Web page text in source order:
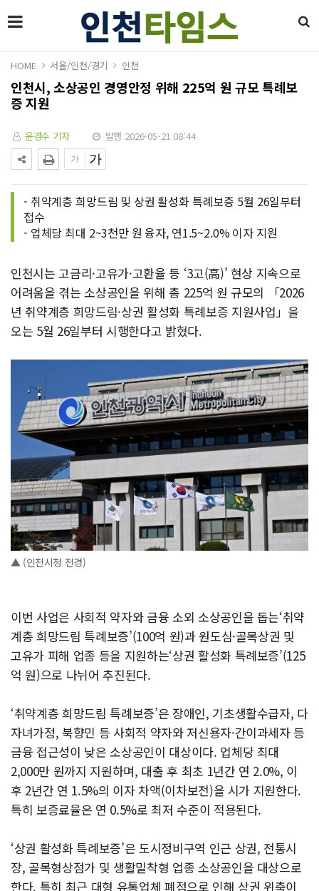
HOME 서울/인천/경기 인천
인천시, 소상공인 경영안정 위해 225억 원 규모 특례보
증 지원
윤경수 기자 발행 2026-05-21 08:44
- 취약계층 희망드림 및 상권 활성화 특례보증 5월 26일부터
접수
- 업체당 최대 2~3천만 원 융자, 연1.5~2.0% 이자 지원
인천시는 고금리·고유가·고환율 등 ‘3고(高)’ 현상 지속으로
어려움을 겪는 소상공인을 위해 총 225억 원 규모의 「2026
년 취약계층 희망드림·상권 활성화 특례보증 지원사업」을
오는 5월 26일부터 시행한다고 밝혔다.
▲ (인천시청 전경)
이번 사업은 사회적 약자와 금융 소외 소상공인을 돕는‘취약
계층 희망드림 특례보증’(100억 원)과 원도심·골목상권 및
고유가 피해 업종 등을 지원하는‘상권 활성화 특례보증’(125
억 원)으로 나뉘어 추진된다.
‘취약계층 희망드림 특례보증’은 장애인, 기초생활수급자, 다
자녀가정, 북향민 등 사회적 약자와 저신용자·간이과세자 등
금융 접근성이 낮은 소상공인이 대상이다. 업체당 최대
2,000만 원까지 지원하며, 대출 후 최초 1년간 연 2.0%, 이
후 2년간 연 1.5%의 이자 차액(이차보전)을 시가 지원한다.
특히 보증료율은 연 0.5%로 최저 수준이 적용된다.
‘상권 활성화 특례보증’은 도시정비구역 인근 상권, 전통시
장, 골목형상점가 및 생활밀착형 업종 소상공인을 대상으로
한다. 특히 최근 대형 유통업체 폐점으로 인해 상권 위축이